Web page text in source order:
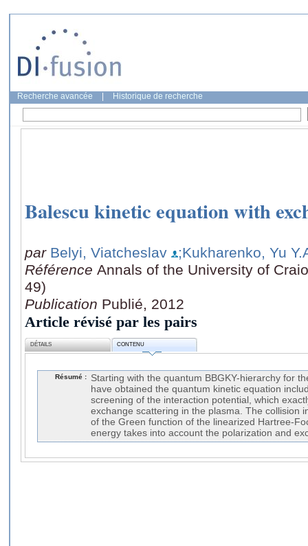
Recherche avancée Historique de recherche
Balescu kinetic equation with
par Belyi, Viatcheslav
;Kukharenko, Yu
Référence Annals of the University of
49)
Publication Publié, 2012
Article révisé par les pairs
DÉTAILS CONTENU
Résumé :
Starting with the quantum BBGKY-hierarchy for
have obtained the quantum kinetic equation
screening of the interaction potential, which
exchange scattering in the plasma. The collision
of the Green function of the linearized Hartree-
energy takes into account the polarization and